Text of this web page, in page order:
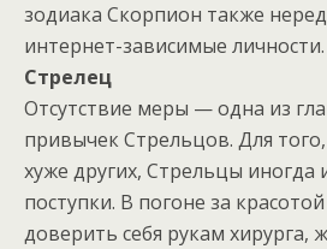
зодиака Скорпион также
интернет-зависимые личности.
Стрелец
Отсутствие меры — одна из
привычек Стрельцов. Для
хуже других, Стрельцы иногда
поступки. В погоне за
доверить себя рукам хирурга,